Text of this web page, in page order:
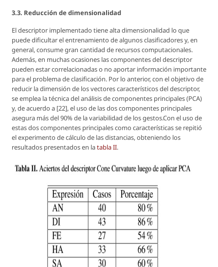
3.3. Reducción de dimensionalidad
El descriptor implementado tiene alta dimensionalidad lo que
puede dificultar el entrenamiento de algunos clasificadores y, en
general, consume gran cantidad de recursos computacionales.
Además, en muchas ocasiones las componentes del descriptor
pueden estar correlacionadas o no aportar información importante
para el problema de clasificación. Por lo anterior, con el objetivo de
reducir la dimensión de los vectores característicos del descriptor,
se emplea la técnica del análisis de componentes principales (PCA)
y, de acuerdo a [22], el uso de las dos componentes principales
asegura más del 90% de la variabilidad de los gestos.Con el uso de
estas dos componentes principales como características se repitió
el experimento de cálculo de las distancias, obteniendo los
resultados presentados en latabla II.